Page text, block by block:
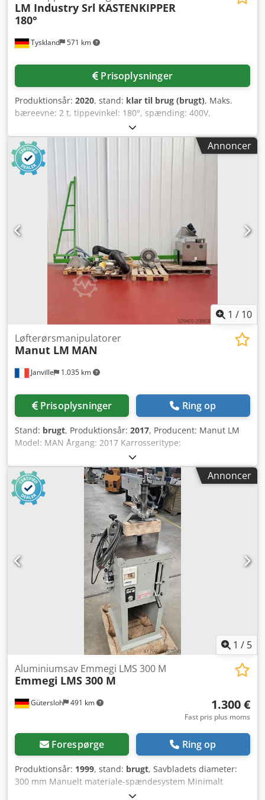
Tyskland 571 km
LM Industry Srl KASTENKIPPER
180°
Prisoplysninger
Produktionsår: 2020, stand: klar til brug (brugt), Maks.
bæreevne: 2 t, tippevinkel: 180°, spænding: 400V,
tilslutningseffekt: 4,25kW, tryklufttilslutning: 6 bar, CE-
mærkning: til stede. Tippe-mekanisme: kædetrukket med
stort drevet tandhjul, hydraulisk assisteret for sikker og
kontrolleret tippeproces, konstrueret til fuldstændig
vending af beholder (180°). Opsamlingsbeholder: gul
container, specielt sikret med holderbøjler og
låseanordninger. Betjening: elektrisk styret med
sikkerhedslås. Inklusive dokumentation. Besigtigelse på
stedet er mulig. Dcodjxcx Amjpfx Ab Iek
Annoncer
1 / 10
Janville 1.035 km
Løfterørsmanipulatorer
Manut LM MAN
Prisoplysninger Ring op
Stand: brugt, Produktionsår: 2017, Producent: Manut LM
Model: MAN Årgang: 2017 Karrosseritype:
Vakuumrørsmanipulator Dcodpfex R A Nvox Ab Isk
Anvendelse: Håndtering af sække og kasser Maksimal
belastning: 30 kg Klassificering: ATEX Vakuumpumpe:
Becker SV 8 400/2 Dimensioner: se tegning på foto.
Annoncer
1 / 5
Gütersloh 491 km
Aluminiumsav Emmegi LMS 300 M
Emmegi LMS 300 M
1.300 €
Fast pris plus moms
Forespørge Ring op
Produktionsår: 1999, stand: brugt, Savbladets diameter:
300 mm Manuelt materiale-spændesystem Minimalt
smøresystem God stand 120 kg Dcsdpfxew Im Tro Ab Iok